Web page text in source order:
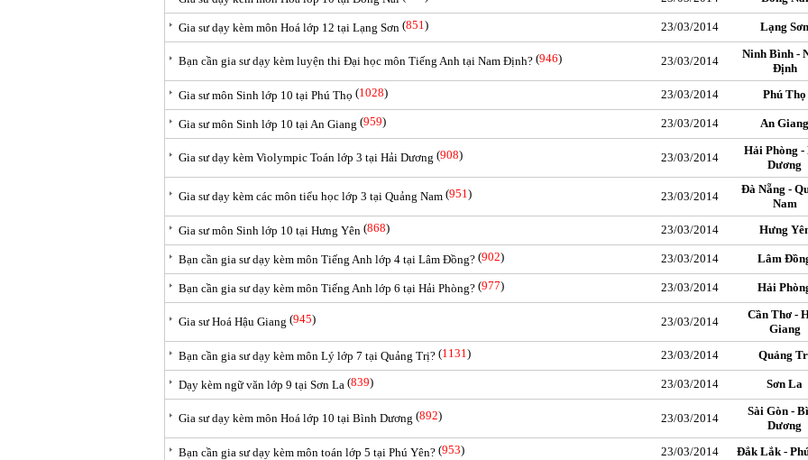
Gia sư dạy kèm môn Hoá lớp 12 tại Lạng Sơn (851) 23/03/2014 Lạng Sơn
Bạn cần gia sư dạy kèm luyện thi Đại học môn Tiếng Anh tại Nam Định? (946) 23/03/2014
Ninh Bình -
Định
Gia sư môn Sinh lớp 10 tại Phú Thọ (1028) 23/03/2014 Phú Thọ
Gia sư môn Sinh lớp 10 tại An Giang (959) 23/03/2014 An Giang
Gia sư dạy kèm Violympic Toán lớp 3 tại Hải Dương (908) 23/03/2014
Hải Phòng -
Dương
Gia sư dạy kèm các môn tiểu học lớp 3 tại Quảng Nam (951) 23/03/2014
Đà Nẵng -
Nam
Gia sư môn Sinh lớp 10 tại Hưng Yên (868) 23/03/2014 Hưng
Bạn cần gia sư dạy kèm môn Tiếng Anh lớp 4 tại Lâm Đồng? (902) 23/03/2014 Lâm
Bạn cần gia sư dạy kèm môn Tiếng Anh lớp 6 tại Hải Phòng? (977) 23/03/2014 Hải
Gia sư Hoá Hậu Giang (945) 23/03/2014
Cần Thơ -
Giang
Bạn cần gia sư dạy kèm môn Lý lớp 7 tại Quảng Trị? (1131) 23/03/2014 Quảng
Dạy kèm ngữ văn lớp 9 tại Sơn La (839) 23/03/2014 Sơn La
Gia sư dạy kèm môn Hoá lớp 10 tại Bình Dương (892) 23/03/2014
Sài Gòn -
Dương
Bạn cần gia sư dạy kèm môn toán lớp 5 tại Phú Yên? (953) 23/03/2014 Đắk Lắk -